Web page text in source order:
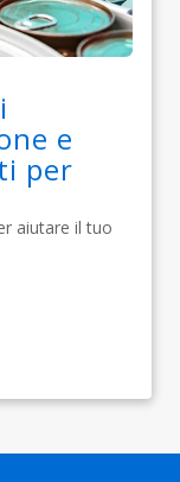
e
per
aiutare il tuo